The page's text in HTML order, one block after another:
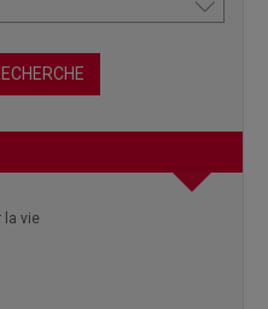
la vie